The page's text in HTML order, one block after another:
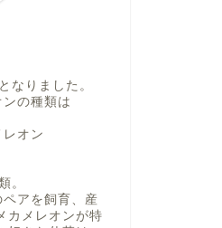
なりました。
の種類は
レオン
。
アを飼育、産
カメレオンが特